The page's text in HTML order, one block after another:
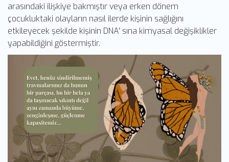
arasındaki ilişkiye bakmıştır veya erken dönem
çocukluktaki olayların nasıl ilerde kişinin sağlığını
etkileyecek şekilde kişinin DNA' sına kimyasal değişiklikler
yapabildiğini göstermiştir.